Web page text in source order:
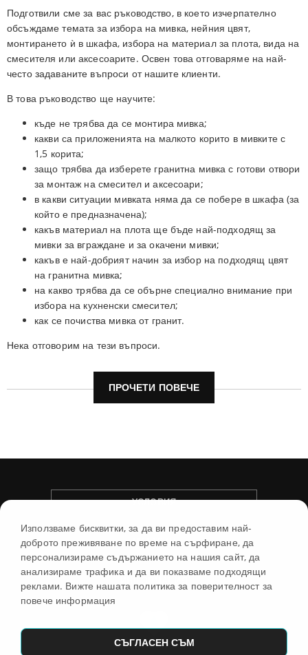
Подготвили сме за вас ръководство, в което изчерпателно
обсъждаме темата за избора на мивка, нейния цвят,
монтирането ѝ в шкафа, избора на материал за плота, вида на
смесителя или аксесоарите. Освен това отговаряме на най-
често задаваните въпроси от нашите клиенти.
В това ръководство ще научите:
къде не трябва да се монтира мивка;
какви са приложенията на малкото корито в мивките с
1,5 корита;
защо трябва да изберете гранитна мивка с готови отвори
за монтаж на смесител и аксесоари;
в какви ситуации мивката няма да се побере в шкафа (за
който е предназначена);
какъв материал на плота ще бъде най-подходящ за
мивки за вграждане и за окачени мивки;
какъв е най-добрият начин за избор на подходящ цвят
на гранитна мивка;
на какво трябва да се обърне специално внимание при
избора на кухненски смесител;
как се почиства мивка от гранит.
Нека отговорим на тези въпроси.
ПРОЧЕТИ ПОВЕЧЕ
УСЛОВИЯ
МАГАЗИН
ИНФОРМАЦИЯ
Използваме бисквитки, за да ви предоставим най-
доброто преживяване по време на сърфиране, да
персонализираме съдържанието на нашия сайт, да
анализираме трафика и да ви показваме подходящи
реклами. Вижте нашата политика за поверителност за
повече информация
СЪГЛАСЕН СЪМ